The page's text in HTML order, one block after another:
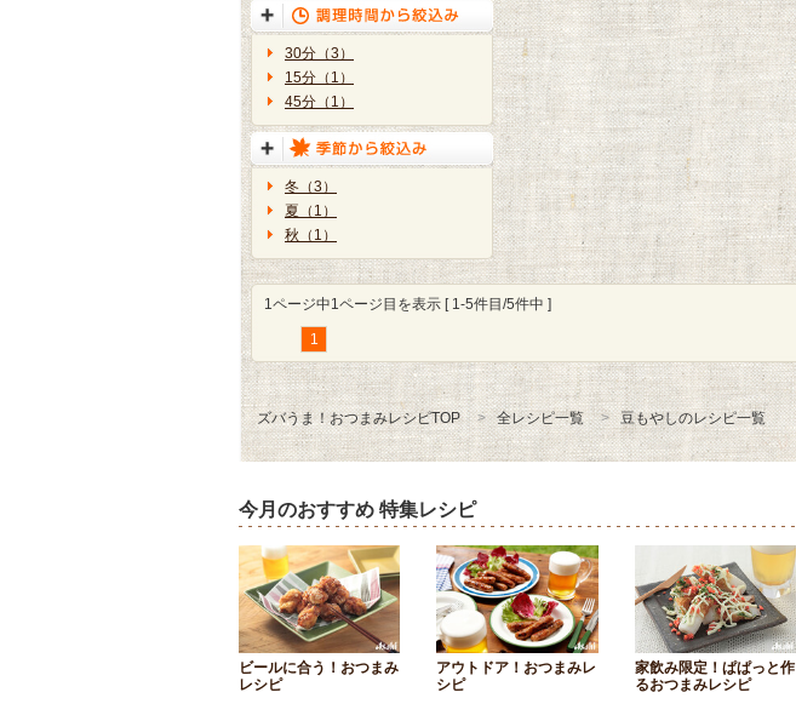
30分（3）
15分（1）
45分（1）
冬（3）
夏（1）
秋（1）
1ページ中1ページ目を表示 [ 1-5件目/5件中 ]
1
ズバうま！おつまみレシピTOP 全レシピ一覧 豆もやしのレシピ一覧
今月のおすすめ 特集レシピ
ビールに合う！おつまみ
レシピ
アウトドア！おつまみレ
シピ
家飲み限定！ぱぱっと作
るおつまみレシピ